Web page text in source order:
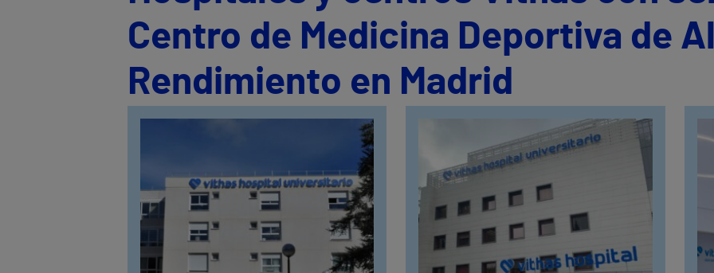
Centro de Medicina Deportiva de
Rendimiento en Madrid